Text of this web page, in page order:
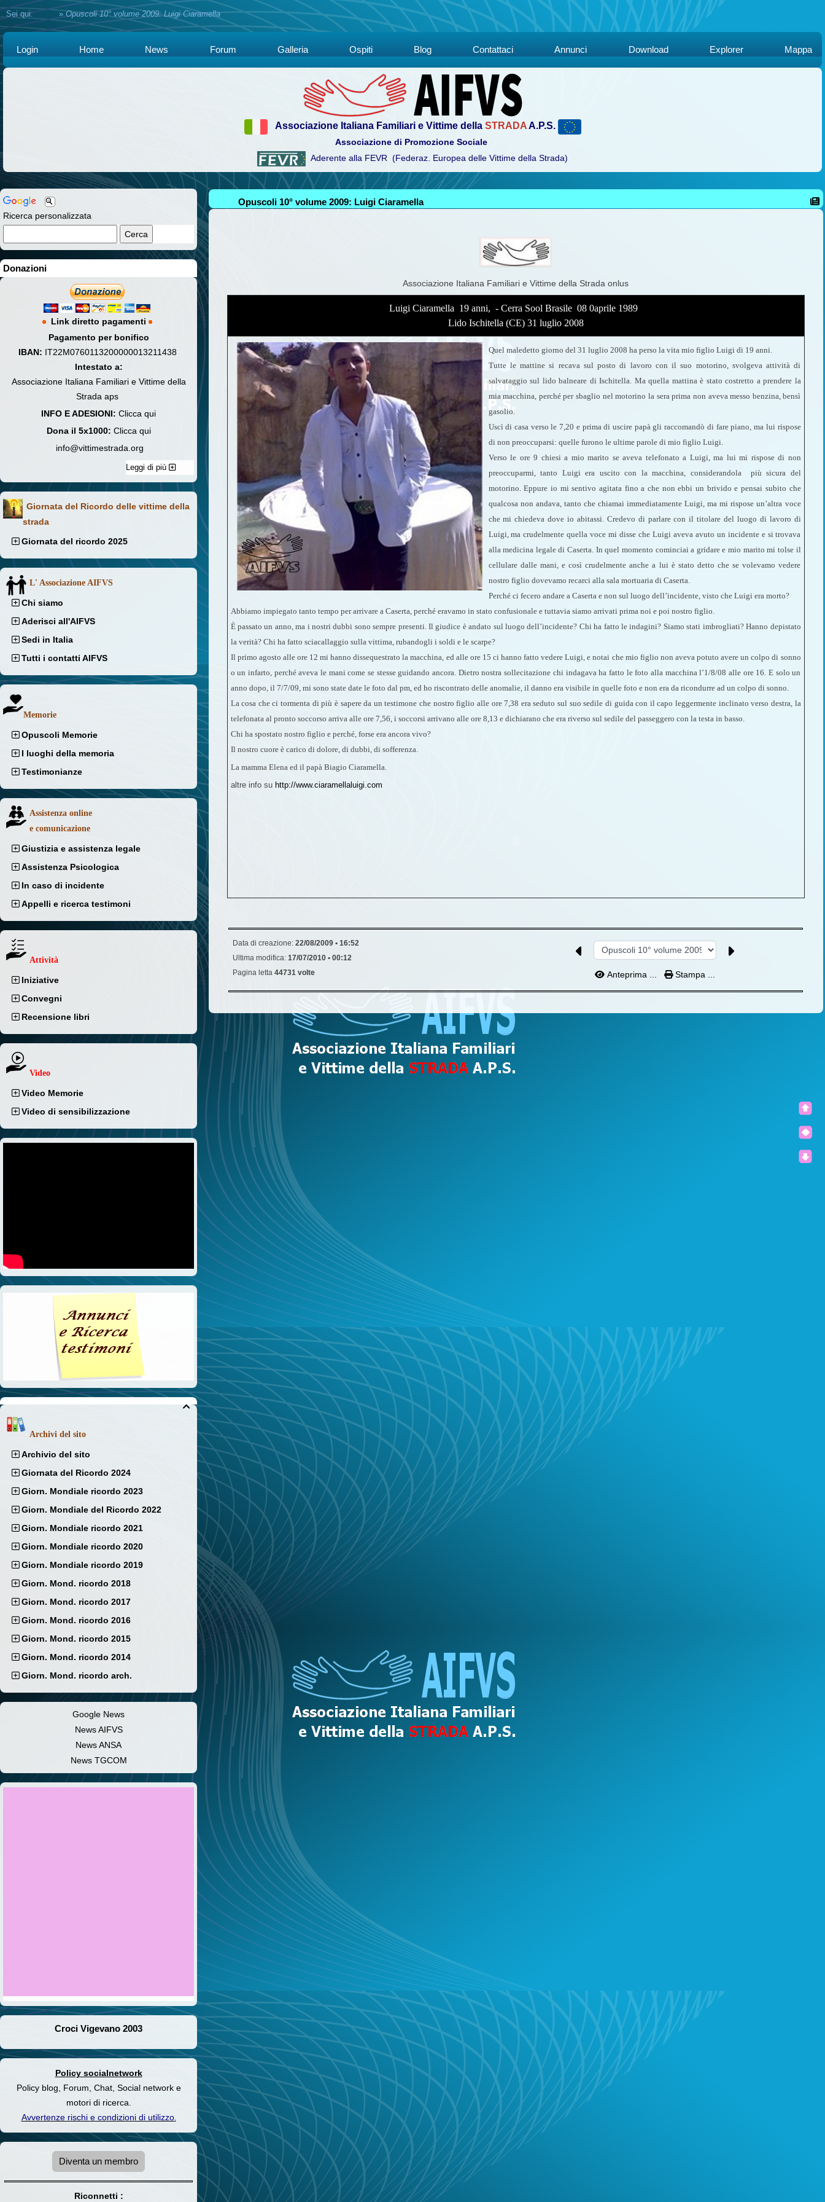
Sei qui:Home »Opuscoli 10° volume 2009: Luigi Ciaramella
Login Home News Forum Galleria Ospiti Blog Contattaci Annunci Download Explorer Mappa
Associazione Italiana Familiari e Vittime della STRADAA.P.S.
Associazione di Promozione Sociale
Aderente alla FEVR (Federaz. Europea delle Vittime della Strada)
Ricerca personalizzata
Donazioni
Link diretto pagamenti
Pagamento per bonifico
IBAN: IT22M0760113200000013211438
Intestato a:
Associazione Italiana Familiari e Vittime della
Strada aps
INFO E ADESIONI: Clicca qui
Dona il 5x1000: Clicca qui
info@vittimestrada.org
Leggi di più
Giornata del Ricordo delle vittime della
strada
Giornata del ricordo 2025
L' Associazione AIFVS
Chi siamo
Aderisci all'AIFVS
Sedi in Italia
Tutti i contatti AIFVS
Memorie
Opuscoli Memorie
I luoghi della memoria
Testimonianze
Assistenza online
e comunicazione
Giustizia e assistenza legale
Assistenza Psicologica
In caso di incidente
Appelli e ricerca testimoni
Attività
Iniziative
Convegni
Recensione libri
Video
Video Memorie
Video di sensibilizzazione

Archivi del sito
Archivio del sito
Giornata del Ricordo 2024
Giorn. Mondiale ricordo 2023
Giorn. Mondiale del Ricordo 2022
Giorn. Mondiale ricordo 2021
Giorn. Mondiale ricordo 2020
Giorn. Mondiale ricordo 2019
Giorn. Mond. ricordo 2018
Giorn. Mond. ricordo 2017
Giorn. Mond. ricordo 2016
Giorn. Mond. ricordo 2015
Giorn. Mond. ricordo 2014
Giorn. Mond. ricordo arch.
Google News
News AIFVS
News ANSA
News TGCOM
Croci Vigevano 2003
Policy socialnetwork
Policy blog, Forum, Chat, Social network e
motori di ricerca.
Avvertenze rischi e condizioni di utilizzo.
Diventa un membro
Riconnetti :
Opuscoli 10° volume 2009: Luigi Ciaramella
Associazione Italiana Familiari e Vittime della Strada onlus
Luigi Ciaramella 19 anni, - Cerra Sool Brasile 08 0aprile 1989
Lido Ischitella (CE) 31 luglio 2008
Quel maledetto giorno del 31 luglio 2008 ha perso la vita mio figlio Luigi di 19 anni.
Tutte le mattine si recava sul posto di lavoro con il suo motorino, svolgeva attività di
salvataggio sul lido balneare di Ischitella. Ma quella mattina è stato costretto a prendere la
mia macchina, perché per sbaglio nel motorino la sera prima non aveva messo benzina, bensì
gasolio.
Uscì di casa verso le 7,20 e prima di uscire papà gli raccomandò di fare piano, ma lui rispose
di non preoccuparsi: quelle furono le ultime parole di mio figlio Luigi.
Verso le ore 9 chiesi a mio marito se aveva telefonato a Luigi, ma lui mi rispose di non
preoccuparmi, tanto Luigi era uscito con la macchina, considerandola più sicura del
motorino. Eppure io mi sentivo agitata fino a che non ebbi un brivido e pensai subito che
qualcosa non andava, tanto che chiamai immediatamente Luigi, ma mi rispose un’altra voce
che mi chiedeva dove io abitassi. Credevo di parlare con il titolare del luogo di lavoro di
Luigi, ma crudelmente quella voce mi disse che Luigi aveva avuto un incidente e si trovava
alla medicina legale di Caserta. In quel momento cominciai a gridare e mio marito mi tolse il
cellulare dalle mani, e così crudelmente anche a lui è stato detto che se volevamo vedere
nostro figlio dovevamo recarci alla sala mortuaria di Caserta.
Perché ci fecero andare a Caserta e non sul luogo dell’incidente, visto che Luigi era morto?
Abbiamo impiegato tanto tempo per arrivare a Caserta, perché eravamo in stato confusionale e tuttavia siamo arrivati prima noi e poi nostro figlio.
È passato un anno, ma i nostri dubbi sono sempre presenti. Il giudice è andato sul luogo dell’incidente? Chi ha fatto le indagini? Siamo stati imbrogliati? Hanno depistato
la verità? Chi ha fatto sciacallaggio sulla vittima, rubandogli i soldi e le scarpe?
Il primo agosto alle ore 12 mi hanno dissequestrato la macchina, ed alle ore 15 ci hanno fatto vedere Luigi, e notai che mio figlio non aveva potuto avere un colpo di sonno
o un infarto, perché aveva le mani come se stesse guidando ancora. Dietro nostra sollecitazione chi indagava ha fatto le foto alla macchina l’1/8/08 alle ore 16. E solo un
anno dopo, il 7/7/09, mi sono state date le foto dal pm, ed ho riscontrato delle anomalie, il danno era visibile in quelle foto e non era da ricondurre ad un colpo di sonno.
La cosa che ci tormenta di più è sapere da un testimone che nostro figlio alle ore 7,38 era seduto sul suo sedile di guida con il capo leggermente inclinato verso destra, la
telefonata al pronto soccorso arriva alle ore 7,56, i soccorsi arrivano alle ore 8,13 e dichiarano che era riverso sul sedile del passeggero con la testa in basso.
Chi ha spostato nostro figlio e perché, forse era ancora vivo?
Il nostro cuore è carico di dolore, di dubbi, di sofferenza.
La mamma Elena ed il papà Biagio Ciaramella.
altre info su http://www.ciaramellaluigi.com
Data di creazione: 22/08/2009 • 16:52
Ultima modifica: 17/07/2010 • 00:12
Pagina letta 44731 volte Anteprima ... Stampa ...